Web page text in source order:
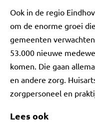
Ook in de regio
om de enorme groei
gemeenten
53.000 nieuwe
komen. Die gaan
en andere zorg.
zorgpersoneel en
Lees ook